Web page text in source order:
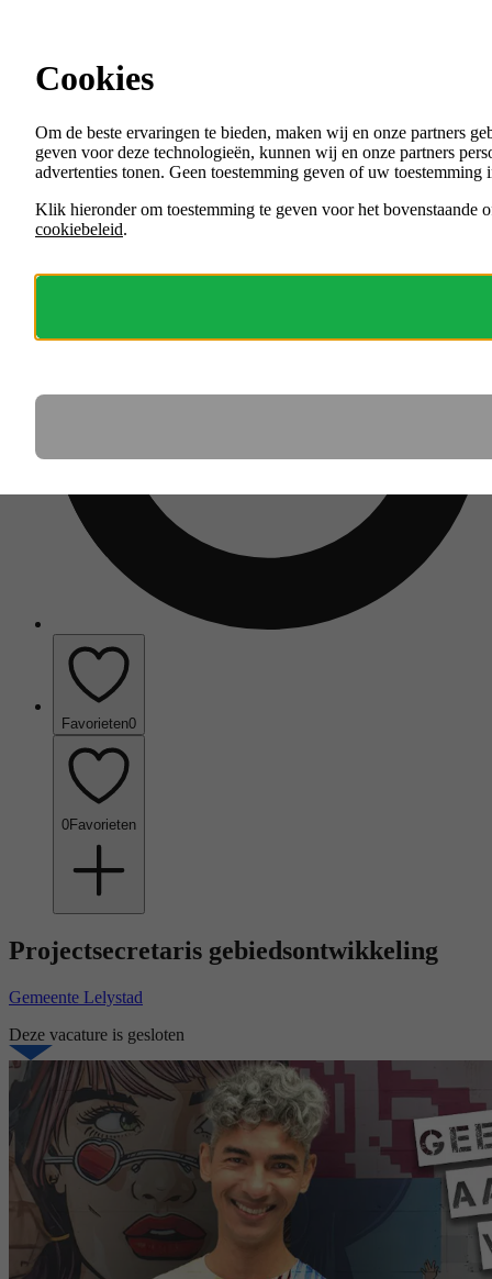
Menu
VACATURES
ORGANISATIES
Favorieten0
0Favorieten
Projectsecretaris gebiedsontwikkeling
Gemeente Lelystad
Deze vacature is gesloten
Cookies
Om de beste ervaringen te bieden, maken wij en onze partners
geven voor deze technologieën, kunnen wij en onze partners
advertenties tonen. Geen toestemming geven of uw
Klik hieronder om toestemming te geven voor het bovenstaande
cookiebeleid.